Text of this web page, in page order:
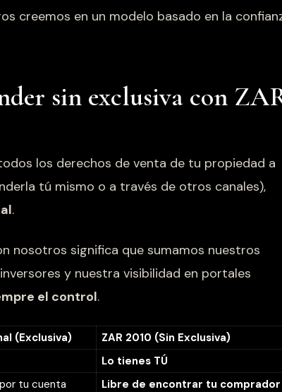
creemos en un modelo basado en la
sin exclusiva con
los derechos de venta de tu propiedad a
tú mismo o a través de otros canales),
.
nosotros significa que sumamos nuestros
y nuestra visibilidad en portales
el control.
(Exclusiva)
ZAR 2010 (Sin Exclusiva)
Lo tienes TÚ
tu cuenta
Libre de encontrar tu comprador